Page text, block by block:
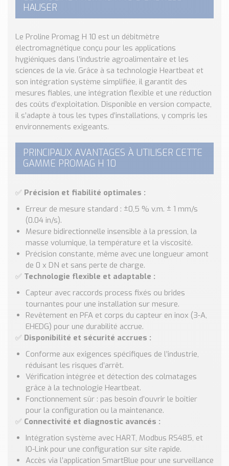
Nos Réalisations
Conseils et Actualités
Catalogue des essentiels pour les brasseries et micro-
brasseries
Contact & Devis
Devis, Tarifs, Renseignements techniques
HAUSER
Le Proline Promag H 10 est un débitmètre
électromagnétique conçu pour les applications
hygiéniques dans l’industrie agroalimentaire et les
sciences de la vie. Grâce à sa technologie Heartbeat et
son intégration système simplifiée, il garantit des
mesures fiables, une intégration flexible et une réduction
des coûts d’exploitation. Disponible en version compacte,
il s’adapte à tous les types d’installations, y compris les
environnements exigeants.
PRINCIPAUX AVANTAGES À UTILISER CETTE
GAMME PROMAG H 10
✅ Précision et fiabilité optimales :
Erreur de mesure standard : ±0,5 % v.m. ± 1 mm/s
(0.04 in/s).
Mesure bidirectionnelle insensible à la pression, la
masse volumique, la température et la viscosité.
Précision constante, même avec une longueur amont
de 0 x DN et sans perte de charge.
✅ Technologie flexible et adaptable :
Capteur avec raccords process fixés ou brides
tournantes pour une installation sur mesure.
Revêtement en PFA et corps du capteur en inox (3-A,
EHEDG) pour une durabilité accrue.
✅ Disponibilité et sécurité accrues :
Conforme aux exigences spécifiques de l’industrie,
réduisant les risques d’arrêt.
Vérification intégrée et détection des colmatages
grâce à la technologie Heartbeat.
Fonctionnement sûr : pas besoin d’ouvrir le boîtier
pour la configuration ou la maintenance.
✅ Connectivité et diagnostic avancés :
Intégration système avec HART, Modbus RS485, et
IO-Link pour une configuration sur site rapide.
Accès via l’application SmartBlue pour une surveillance